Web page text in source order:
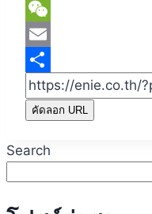
Twitter
WeChat
Email
Share
คัดลอก URL
Search